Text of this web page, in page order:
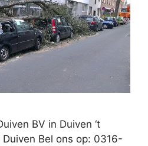
BV in Duiven ‘t
Bel ons op: 0316-